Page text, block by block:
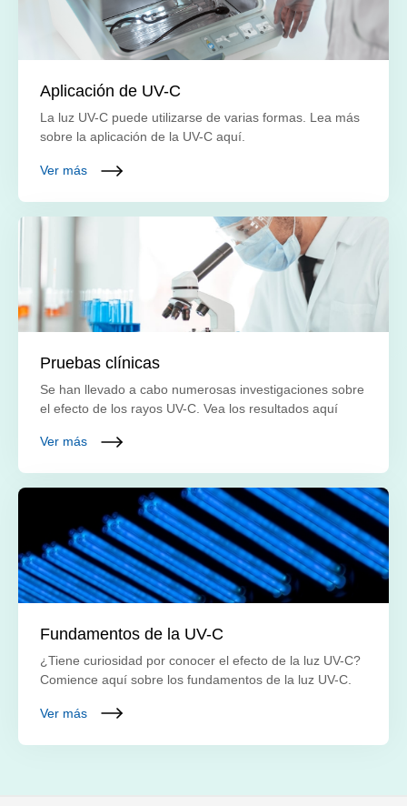
Aplicación de UV-C
La luz UV-C puede utilizarse de varias formas. Lea más
sobre la aplicación de la UV-C aquí.
Ver más
Pruebas clínicas
Se han llevado a cabo numerosas investigaciones sobre
el efecto de los rayos UV-C. Vea los resultados aquí
Ver más
Fundamentos de la UV-C
¿Tiene curiosidad por conocer el efecto de la luz UV-C?
Comience aquí sobre los fundamentos de la luz UV-C.
Ver más